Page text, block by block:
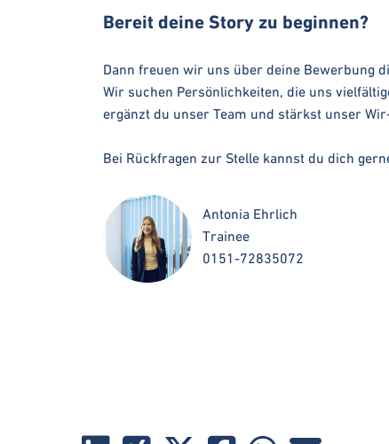
Bereit deine Story zu beginnen?
Dann freuen wir uns über deine Bewerbung
Wir suchen Persönlichkeiten, die uns
ergänzt du unser Team und stärkst unser
Bei Rückfragen zur Stelle kannst du dich
Antonia Ehrlich
Trainee
0151-72835072